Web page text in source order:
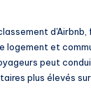
d'Airbnb,
logement et
peut
plus élevés